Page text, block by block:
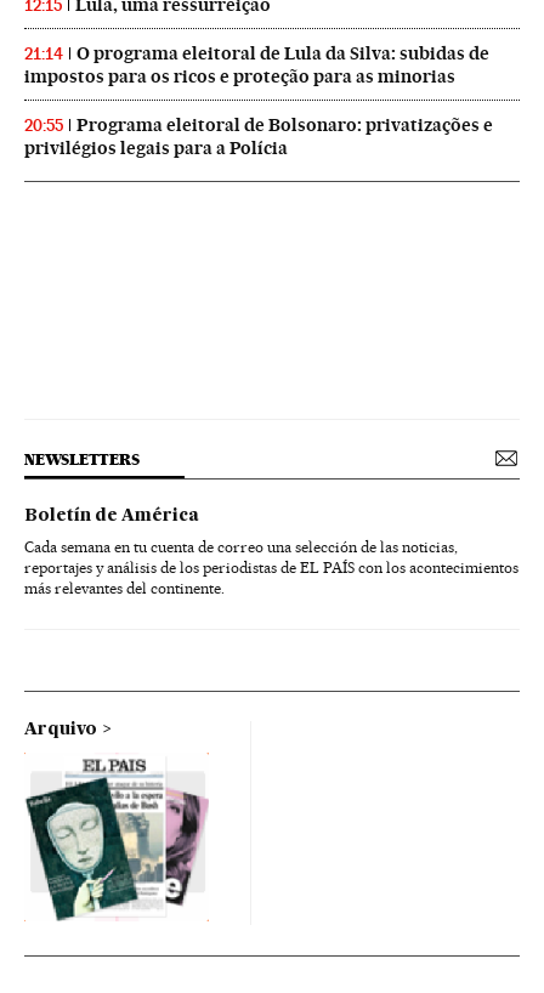
12:15 Lula, uma ressurreição
21:14
O programa eleitoral de Lula da Silva: subidas de
impostos para os ricos e proteção para as minorias
20:55
Programa eleitoral de Bolsonaro: privatizações e
privilégios legais para a Polícia
NEWSLETTERS
Boletín de América
Cada semana en tu cuenta de correo una selección de las noticias,
reportajes y análisis de los periodistas de EL PAÍS con los acontecimientos
más relevantes del continente.
Arquivo